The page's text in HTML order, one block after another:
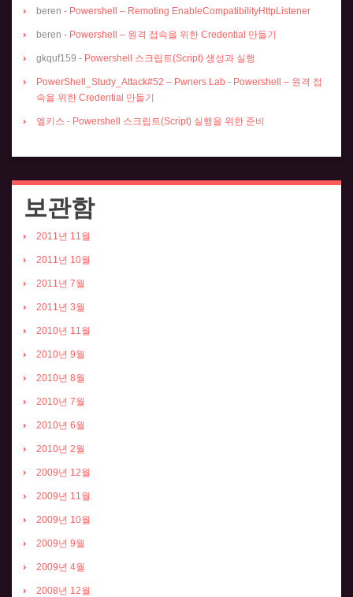
beren - Powershell – Remoting EnableCompatibilityHttpListener
beren - Powershell – 원격 접속을 위한 Credential 만들기
gkquf159 - Powershell 스크립트(Script) 생성과 실행
PowerShell_Study_Attack#52 – Pwners Lab - Powershell – 원격 접
속을 위한 Credential 만들기
엘키스 - Powershell 스크립트(Script) 실행을 위한 준비
보관함
2011년 11월
2011년 10월
2011년 7월
2011년 3월
2010년 11월
2010년 9월
2010년 8월
2010년 7월
2010년 6월
2010년 2월
2009년 12월
2009년 11월
2009년 10월
2009년 9월
2009년 4월
2008년 12월